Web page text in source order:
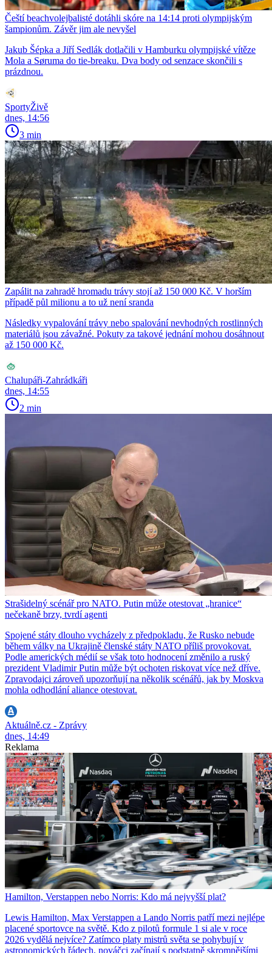
Čeští beachvolejbalisté dotáhli skóre na 14:14 proti olympijským
šampionům. Závěr jim ale nevyšel
Jakub Šépka a Jiří Sedlák dotlačili v Hamburku olympijské vítěze
Mola a Søruma do tie-breaku. Dva body od senzace skončili s
prázdnou.
SportyŽivě
dnes, 14:56
3 min
Zapálit na zahradě hromadu trávy stojí až 150 000 Kč. V horším
případě půl milionu a to už není sranda
Následky vypalování trávy nebo spalování nevhodných rostlinných
materiálů jsou závažné. Pokuty za takové jednání mohou dosáhnout
až 150 000 Kč.
Chalupáři-Zahrádkáři
dnes, 14:55
2 min
Strašidelný scénář pro NATO. Putin může otestovat „hranice“
nečekaně brzy, tvrdí agenti
Spojené státy dlouho vycházely z předpokladu, že Rusko nebude
během války na Ukrajině členské státy NATO příliš provokovat.
Podle amerických médií se však toto hodnocení změnilo a ruský
prezident Vladimir Putin může být ochoten riskovat více než dříve.
Zpravodajci zároveň upozorňují na několik scénářů, jak by Moskva
mohla odhodlání aliance otestovat.
Aktuálně.cz - Zprávy
dnes, 14:49
Reklama
Hamilton, Verstappen nebo Norris: Kdo má nejvyšší plat?
Lewis Hamilton, Max Verstappen a Lando Norris patří mezi nejlépe
placené sportovce na světě. Kdo z pilotů formule 1 si ale v roce
2026 vydělá nejvíce? Zatímco platy mistrů světa se pohybují v
astronomických řádech, nováčci začínají s podstatně skromnějšími